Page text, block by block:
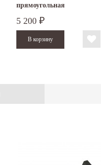
прямоугольная
5 200 ₽